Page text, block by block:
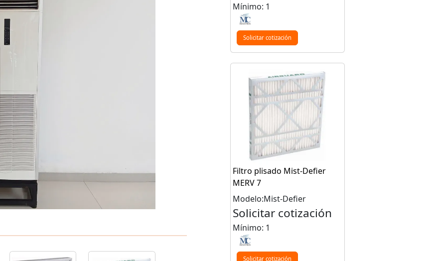
Mínimo: 1
Solicitar cotización
Filtro plisado Mist-Defier
MERV 7
Modelo:Mist-Defier
Solicitar cotización
Mínimo: 1
Solicitar cotización